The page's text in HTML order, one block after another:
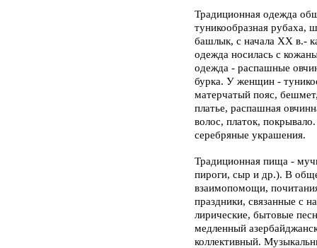
Традиционная одежда
туникообразная рубаха,
башлык, с начала XX в.-
одежда носилась с
одежда - распашные
бурка. У женщин -
матерчатый пояс,
платье, распашная
волос, платок,
серебряные украшения.
Традиционная пища -
пироги, сыр и др.). В
взаимопомощи,
праздники, связанные с
лирические, бытовые
медленный
коллективный.